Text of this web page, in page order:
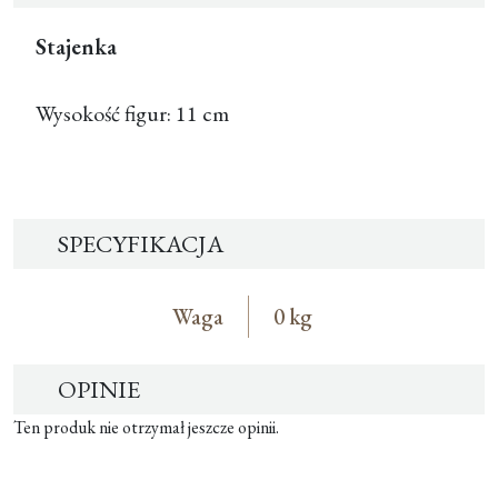
Stajenka
Wysokość figur: 11 cm
SPECYFIKACJA
Waga 0 kg
OPINIE
Ten produk nie otrzymał jeszcze opinii.